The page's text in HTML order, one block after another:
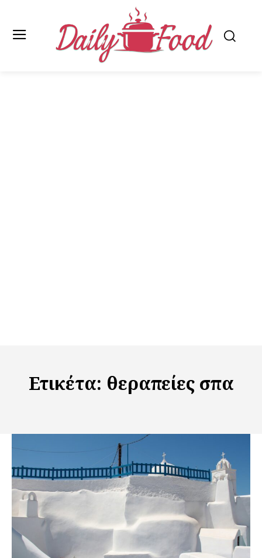
Ετικέτα: θεραπείες σπα